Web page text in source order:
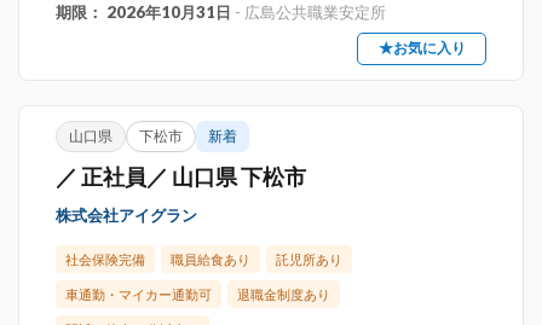
期限： 2026年10月31日 - 広島公共職業安定所
★お気に入り
山口県 下松市 新着
／ 正社員／ 山口県 下松市
株式会社アイグラン
社会保険完備 職員給食あり 託児所あり
車通勤・マイカー通勤可 退職金制度あり